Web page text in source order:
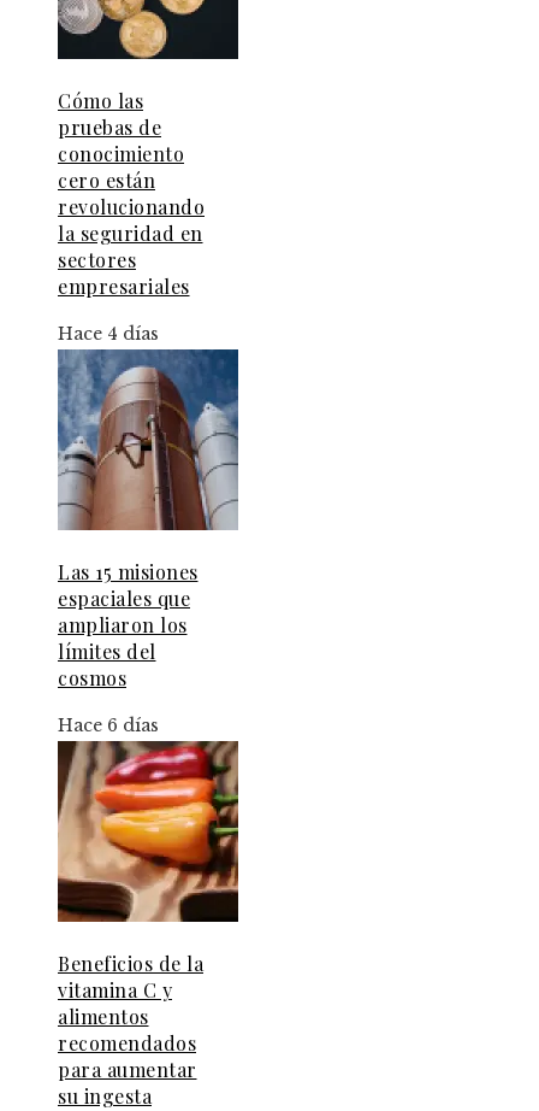
Cómo las
pruebas de
conocimiento
cero están
revolucionando
la seguridad en
sectores
empresariales
Hace 4 días
Las 15 misiones
espaciales que
ampliaron los
límites del
cosmos
Hace 6 días
Beneficios de la
vitamina C y
alimentos
recomendados
para aumentar
su ingesta